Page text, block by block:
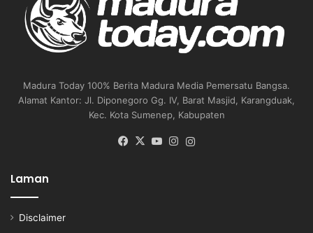
Madura Today 100% Berita Madura Media Pemersatu Bangsa.
Alamat Kantor: Jl. Diponegoro Gg. IV, Barat Masjid, Karangduak,
Kec. Kota Sumenep, Kabupaten
Facebook
X YouTubeInstagram
Laman
Disclaimer